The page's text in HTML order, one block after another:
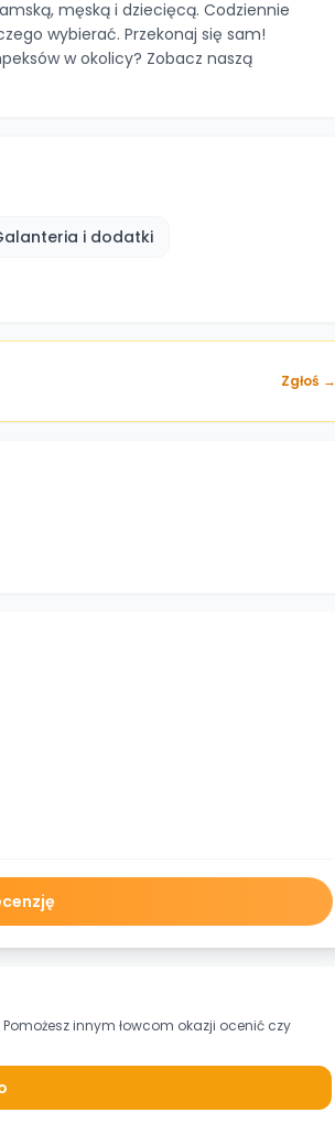
męską i dziecięcą. Codziennie
wybierać. Przekonaj się sam!
w okolicy? Zobacz naszą
i dodatki
Zgłoś →
innym łowcom okazji ocenić czy